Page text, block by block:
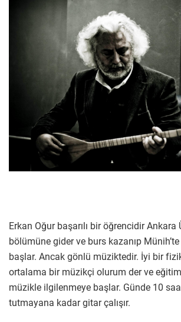
Erkan Oğur başarılı bir öğrencidir
bölümüne gider ve burs kazanıp
başlar. Ancak gönlü müziktedir. İyi bir
ortalama bir müzikçi olurum der ve
müzikle ilgilenmeye başlar. Günde 10
tutmayana kadar gitar çalışır.